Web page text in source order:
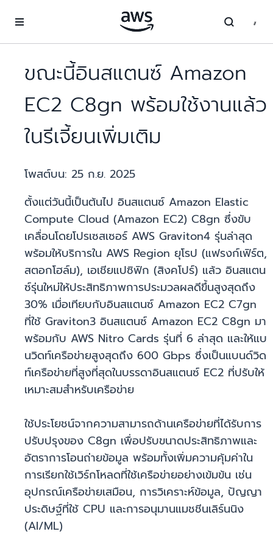
ขณะนี้อินสแตนซ์ Amazon
EC2 C8gn พร้อมใช้งานแล้ว
ในรีเจี้ยนเพิ่มเติม
โพสต์บน: 25 ก.ย. 2025
ตั้งแต่วันนี้เป็นต้นไป อินสแตนซ์ Amazon Elastic
Compute Cloud (Amazon EC2) C8gn ซึ่งขับ
เคลื่อนโดยโปรเซสเซอร์ AWS Graviton4 รุ่นล่าสุด
พร้อมให้บริการใน AWS Region ยุโรป (แฟรงก์เฟิร์ต,
สตอกโฮล์ม), เอเชียแปซิฟิก (สิงคโปร์) แล้ว อินสแตน
ซ์รุ่นใหม่ให้ประสิทธิภาพการประมวลผลดีขึ้นสูงสุดถึง
30% เมื่อเทียบกับอินสแตนซ์ Amazon EC2 C7gn
ที่ใช้ Graviton3 อินสแตนซ์ Amazon EC2 C8gn มา
พร้อมกับ AWS Nitro Cards รุ่นที่ 6 ล่าสุด และให้แบ
นวิดท์เครือข่ายสูงสุดถึง 600 Gbps ซึ่งเป็นแบนด์วิด
ท์เครือข่ายที่สูงที่สุดในบรรดาอินสแตนซ์ EC2 ที่ปรับให้
เหมาะสมสำหรับเครือข่าย
ใช้ประโยชน์จากความสามารถด้านเครือข่ายที่ได้รับการ
ปรับปรุงของ C8gn เพื่อปรับขนาดประสิทธิภาพและ
อัตราการโอนถ่ายข้อมูล พร้อมทั้งเพิ่มความคุ้มค่าใน
การเรียกใช้เวิร์กโหลดที่ใช้เครือข่ายอย่างเข้มข้น เช่น
อุปกรณ์เครือข่ายเสมือน, การวิเคราะห์ข้อมูล, ปัญญา
ประดิษฐ์ที่ใช้ CPU และการอนุมานแมชชีนเลิร์นนิง
(AI/ML)